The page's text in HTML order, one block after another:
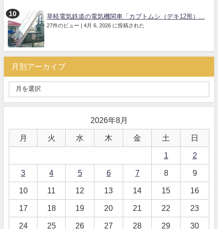
草軽電気鉄道の電気機関車「カブトムシ（デキ12形）...
27件のビュー | 4月 6, 2026 に投稿された
月別アーカイブ
2026年8月
月 火 水 木 金 土 日
1 2
3 4 5 6 7 8 9
10 11 12 13 14 15 16
17 18 19 20 21 22 23
24 25 26 27 28 29 30